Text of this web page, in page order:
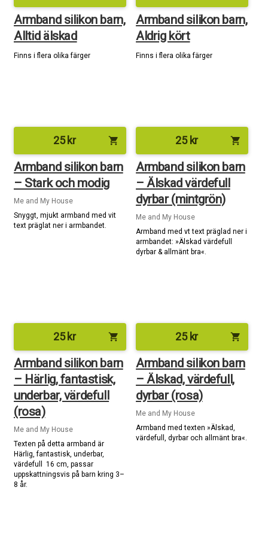
Armband silikon barn,
Alltid älskad
Finns i flera olika färger
Armband silikon barn,
Aldrig kört
Finns i flera olika färger
25kr shopping_cart
Armband silikon barn
– Stark och modig
Me and My House
Snyggt, mjukt armband med vit
text präglat ner i armbandet.
25kr shopping_cart
Armband silikon barn
– Älskad värdefull
dyrbar (mintgrön)
Me and My House
Armband med vt text präglad ner i
armbandet: »Älskad värdefull
dyrbar & allmänt bra«.
25kr shopping_cart
Armband silikon barn
– Härlig, fantastisk,
underbar, värdefull
(rosa)
Me and My House
Texten på detta armband är
Härlig, fantastisk, underbar,
värdefull 16 cm, passar
uppskattningsvis på barn kring 3–
8 år.
25kr shopping_cart
Armband silikon barn
– Älskad, värdefull,
dyrbar (rosa)
Me and My House
Armband med texten »Älskad,
värdefull, dyrbar och allmänt bra«.